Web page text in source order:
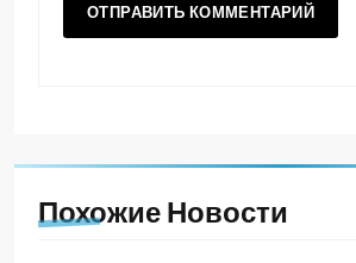
Похожие Новости